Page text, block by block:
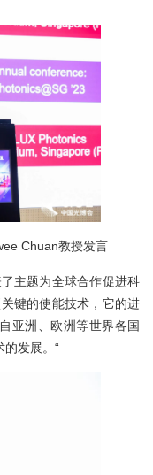
Chuan教授发言
主题为全球合作促进科
键的使能技术，它的进
亚洲、欧洲等世界各国
发展。 “